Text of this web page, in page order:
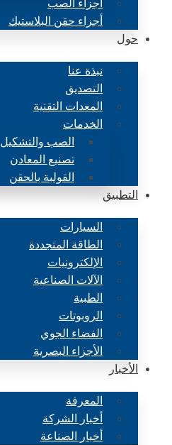
أجزاء حقن البلاستيك
حول
نبذة عنا
التصديق
المعدات التقنية
الخدمات
الصب والتشكيل
تصنيع المعادن
القولبة بالحقن
التطبيق
السيارات
الطاقة المتجددة
الإلكترونيات
الآلات الصناعية
الطبية
الروبوتات
الفضاء الجوي
الأجزاء البصرية
الأخبار
المعرفة
أخبار الشركة
أخبار الصناعة